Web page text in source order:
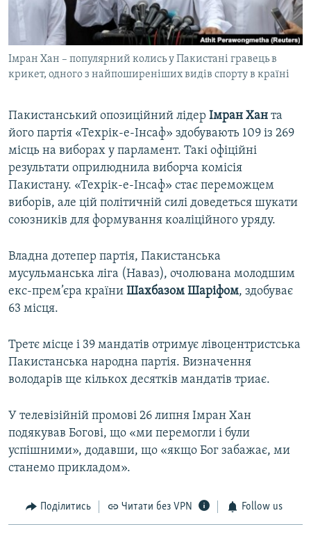
ВІДЕОУРОКИ «ELIFBE»
СВІДЧЕННЯ ОКУПАЦІЇ
УКРАЇНСЬКА ПРОБЛЕМА КРИМУ
Русский
Qırımtatar
Усі сайти RFE/RL
Імран Хан – популярний колись у Пакистані гравець в
крикет, одного з найпоширеніших видів спорту в країні
Пакистанський опозиційний лідер Імран Хан та
його партія «Техрік-е-Інсаф» здобувають 109 із 269
місць на виборах у парламент. Такі офіційні
результати оприлюднила виборча комісія
Пакистану. «Техрік-е-Інсаф» стає переможцем
виборів, але цій політичній силі доведеться шукати
союзників для формування коаліційного уряду.
Владна дотепер партія, Пакистанська
мусульманська ліга (Наваз), очолювана молодшим
екс-прем’єра країни Шахбазом Шаріфом, здобуває
63 місця.
Третє місце і 39 мандатів отримує лівоцентристська
Пакистанська народна партія. Визначення
володарів ще кількох десятків мандатів триає.
У телевізійній промові 26 липня Імран Хан
подякував Богові, що «ми перемогли і були
успішними», додавши, що «якщо Бог забажає, ми
станемо прикладом».
Поділитись Читати без VPN Follow us